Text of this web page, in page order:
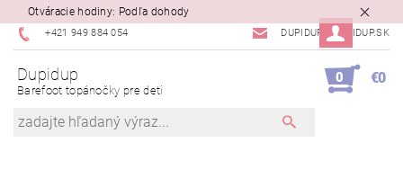
Otváracie hodiny: Podľa dohody
+421 949 884 054 DUPIDUP@DUPIDUP.SK
Dupidup
Barefoot topánočky pre deti
0 €0